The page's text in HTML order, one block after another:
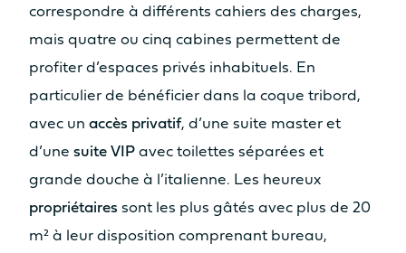
correspondre à différents cahiers des charges,
mais quatre ou cinq cabines permettent de
profiter d’espaces privés inhabituels. En
particulier de bénéficier dans la coque tribord,
avec un accès privatif, d’une suite master et
d’une suite VIP avec toilettes séparées et
grande douche à l’italienne. Les heureux
propriétaires sont les plus gâtés avec plus de 20
m² à leur disposition comprenant bureau,